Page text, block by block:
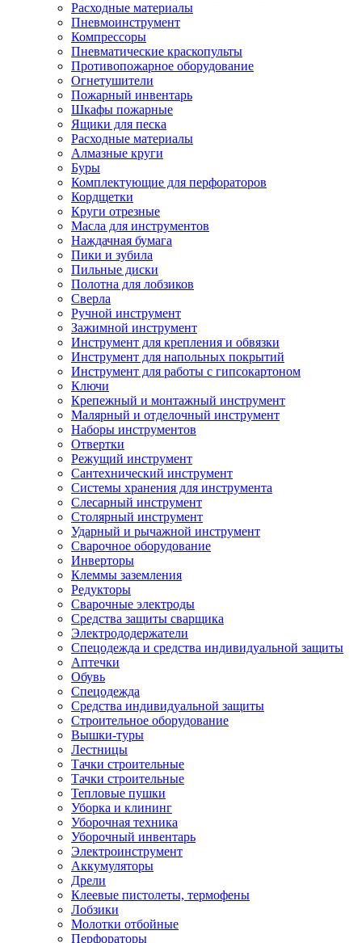
Расходные материалы
Пневмоинструмент
Компрессоры
Пневматические краскопульты
Противопожарное оборудование
Огнетушители
Пожарный инвентарь
Шкафы пожарные
Ящики для песка
Расходные материалы
Алмазные круги
Буры
Комплектующие для перфораторов
Кордщетки
Круги отрезные
Масла для инструментов
Наждачная бумага
Пики и зубила
Пильные диски
Полотна для лобзиков
Сверла
Ручной инструмент
Зажимной инструмент
Инструмент для крепления и обвязки
Инструмент для напольных покрытий
Инструмент для работы с гипсокартоном
Ключи
Крепежный и монтажный инструмент
Малярный и отделочный инструмент
Наборы инструментов
Отвертки
Режущий инструмент
Сантехнический инструмент
Системы хранения для инструмента
Слесарный инструмент
Столярный инструмент
Ударный и рычажной инструмент
Сварочное оборудование
Инверторы
Клеммы заземления
Редукторы
Сварочные электроды
Средства защиты сварщика
Электрододержатели
Спецодежда и средства индивидуальной защиты
Аптечки
Обувь
Спецодежда
Средства индивидуальной защиты
Строительное оборудование
Вышки-туры
Лестницы
Тачки строительные
Тачки строительные
Тепловые пушки
Уборка и клининг
Уборочная техника
Уборочный инвентарь
Электроинструмент
Аккумуляторы
Дрели
Клеевые пистолеты, термофены
Лобзики
Молотки отбойные
Перфораторы